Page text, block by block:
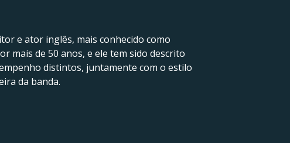
e ator inglês, mais conhecido como
mais de 50 anos, e ele tem sido descrito
distintos, juntamente com o estilo
da banda.